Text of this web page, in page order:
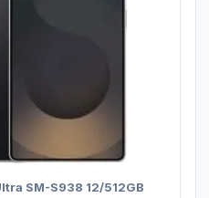
SM-S938 12/512GB